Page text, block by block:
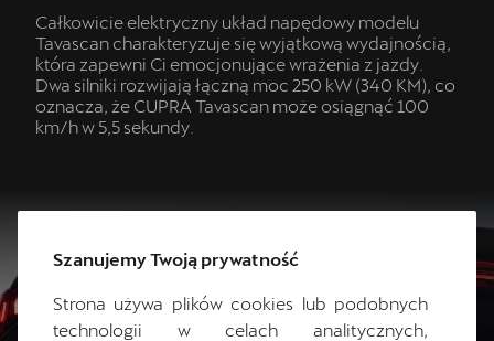
Całkowicie elektryczny układ napędowy modelu
Tavascan charakteryzuje się wyjątkową wydajnością,
która zapewni Ci emocjonujące wrażenia z jazdy.
Dwa silniki rozwijają łączną moc 250 kW (340 KM), co
oznacza, że CUPRA Tavascan może osiągnąć 100
km/h w 5,5 sekundy.
Szanujemy Twoją prywatność
Strona używa plików cookies lub podobnych
technologii w celach analitycznych,